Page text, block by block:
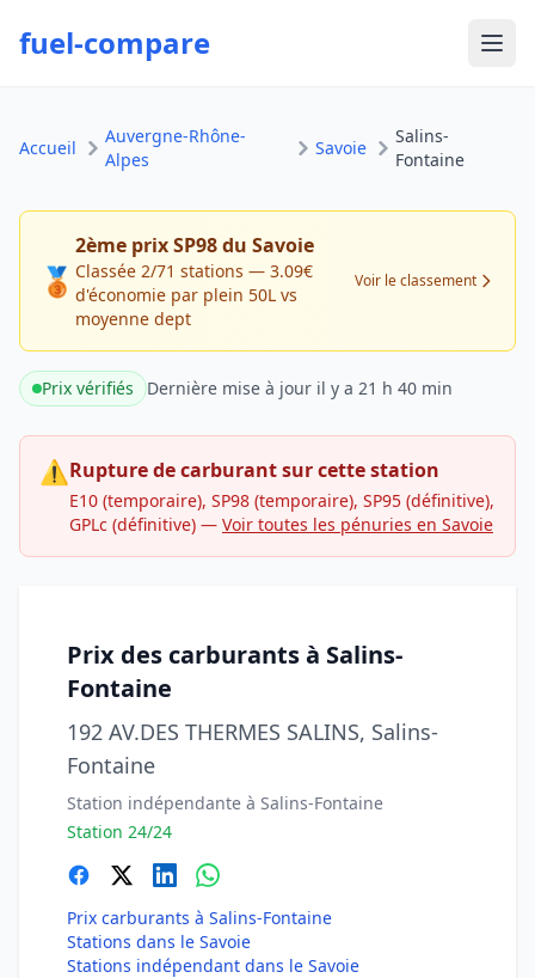
fuel-compare
Accueil
Auvergne-Rhône-
Alpes
Savoie
Salins-
Fontaine
🥉
2ème prix SP98 du Savoie
Classée 2/71 stations — 3.09€
d'économie par plein 50L vs
moyenne dept
Voir le classement
Prix vérifiés Dernière mise à jour il y a 21 h 40 min
⚠Rupture de carburant sur cette station
E10 (temporaire), SP98 (temporaire), SP95 (définitive),
GPLc (définitive) — Voir toutes les pénuries en Savoie
Prix des carburants à Salins-
Fontaine
192 AV.DES THERMES SALINS, Salins-
Fontaine
Station indépendante à Salins-Fontaine
Station 24/24
Prix carburants à Salins-Fontaine
Stations dans le Savoie
Stations indépendant dans le Savoie